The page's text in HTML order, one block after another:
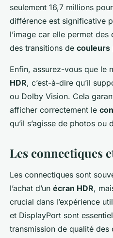
seulement 16,7 millions
différence est significative
l’image car elle permet
des transitions de couleurs
Enfin, assurez-vous que le
HDR, c’est-à-dire qu’il
ou Dolby Vision. Cela
afficher correctement le
qu’il s’agisse de photos ou
Les connectiques
Les connectiques sont
l’achat d’un écran HDR,
crucial dans l’expérience
et DisplayPort sont
transmission de qualité des